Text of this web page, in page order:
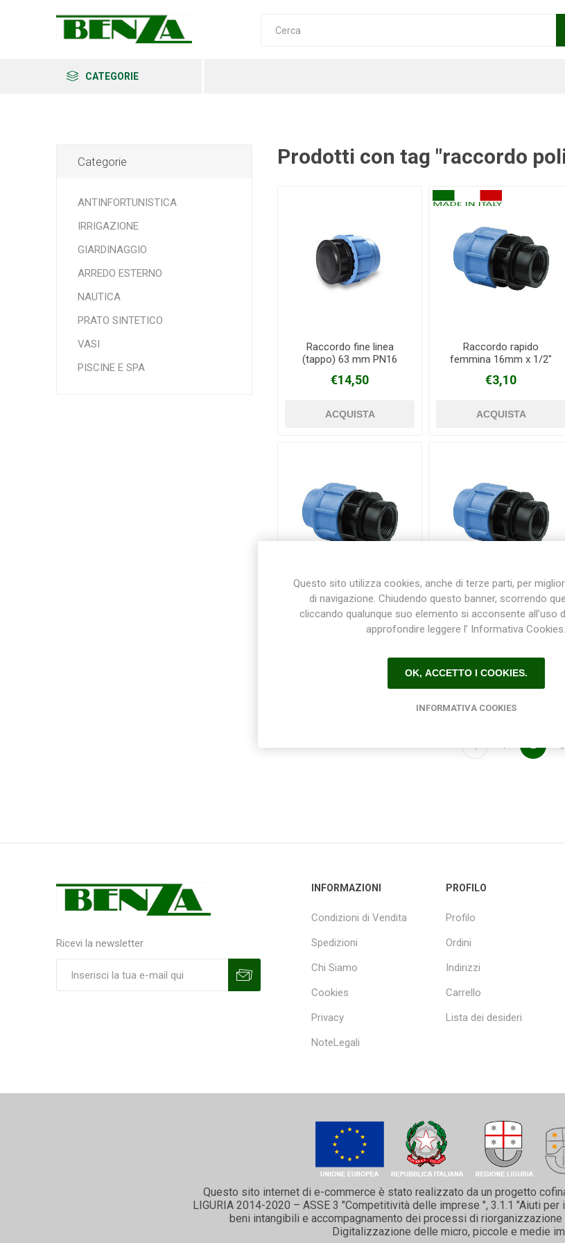
CATEGORIE
Gardena
Gamma
pennelli
Makita Plasson
RIV -
Rubinetteria
Italiana
Volpi
Originale
Prodotti con tag "raccordo
Raccordo fine linea
(tappo) 63 mm PN16
€14,50
Raccordo rapido
femmina 16mm x 1/2"
€3,10
Raccordo rapido
femmina 20mm x 3/4"
PN 16 Blue seal
Raccordo rapido
femmina 25mm x 1" PN
16 Blue seal - copia
€4,00
1 2 3
Categorie
ANTINFORTUNISTICA
IRRIGAZIONE
GIARDINAGGIO
ARREDO ESTERNO
NAUTICA
PRATO SINTETICO
VASI
PISCINE E SPA
Ricevi la newsletter
INFORMAZIONI
Condizioni di Vendita
Spedizioni
Chi Siamo
Cookies
Privacy
NoteLegali
PROFILO
Profilo
Ordini
Indirizzi
Carrello
Lista dei desideri
Questo sito internet di e-commerce è stato realizzato da un progetto
LIGURIA 2014-2020 – ASSE 3 "Competitività delle imprese ", 3.1.1 "Aiuti
beni intangibili e accompagnamento dei processi di
Digitalizzazione delle micro, piccole e medie
Questo sito utilizza cookies, anche di terze parti, per
di navigazione. Chiudendo questo banner, scorrendo
cliccando qualunque suo elemento si acconsente all’uso
approfondire leggere l’ Informativa Cookies.
OK, ACCETTO I COOKIES.
INFORMATIVA COOKIES